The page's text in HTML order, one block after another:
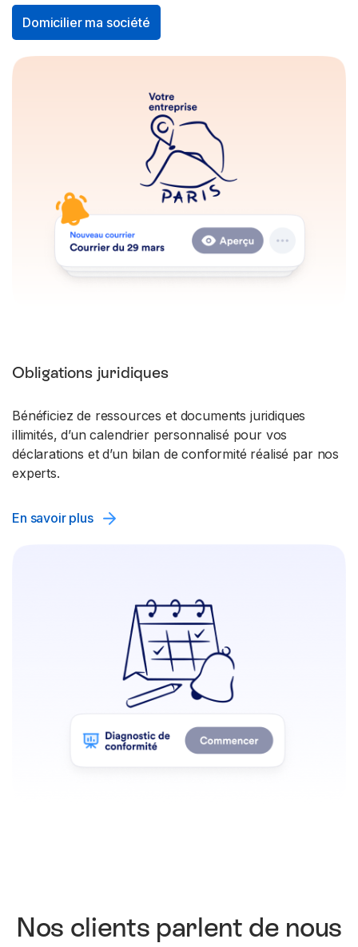
Domicilier ma société
Obligations juridiques
Bénéficiez de ressources et documents juridiques
illimités, d’un calendrier personnalisé pour vos
déclarations et d’un bilan de conformité réalisé par nos
experts.
En savoir plus
Nos clients parlent de nous